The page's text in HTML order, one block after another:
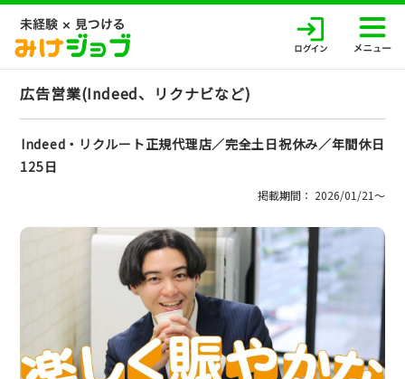
広告営業(Indeed、リクナビなど)
Indeed・リクルート正規代理店／完全土日祝休み／年間休日
125日
掲載期間： 2026/01/21〜